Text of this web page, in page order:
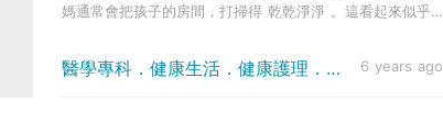
醫學專科．健康生活．健康護理．皮膚科 6 years ago
媽通常會把孩子的房間，打掃得 乾乾淨淨 。這看起來似乎